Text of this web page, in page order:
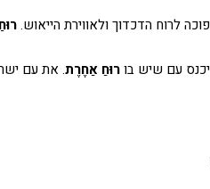
לרוח הדכדוך ולאווירת הייאוש.
עם שיש בורוּחַ אַחֶרֶת. את עם